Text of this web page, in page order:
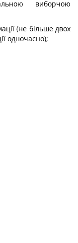
виборчою
(не більше двох
одночасно);